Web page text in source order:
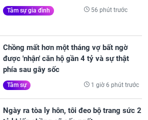
Tâm sự gia đình 56 phút trước
Chồng mất hơn một tháng vợ bất ngờ
được 'nhận' căn hộ gần 4 tỷ và sự thật
phía sau gây sốc
Tâm sự 1 giờ 6 phút trước
Ngày ra tòa ly hôn, tôi đeo bộ trang sức 2